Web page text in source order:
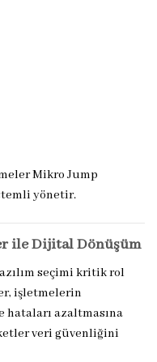
Mikro Jump
yönetir.
ile Dijital Dönüşüm
seçimi kritik rol
işletmelerin
azaltmasına
veri güvenliğini